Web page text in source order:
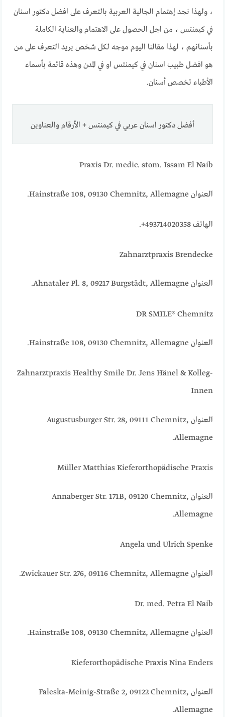
، ولهذا نجد إهتمام الجالية العربية بالتعرف على افضل دكتور اسنان
في كيمنتس ، من اجل الحصول على الاهتمام والعناية الكاملة
بأسنانهم ، لهذا مقالنا اليوم موجه لكل شخص يريد التعرف على من
هو افضل طبيب اسنان في كيمنتس او في المدن وهذه قائمة بأسماء
الأطباء تخصص أسنان.
أفضل دكتور اسنان عربي في كيمنتس + الأرقام والعناوين
Praxis Dr. medic. stom. Issam El Naib
العنوان Hainstraße 108, 09130 Chemnitz, Allemagne.
الهاتف 493714020358+.
Zahnarztpraxis Brendecke
العنوان Ahnataler Pl. 8, 09217 Burgstädt, Allemagne.
DR SMILE® Chemnitz
العنوان Hainstraße 108, 09130 Chemnitz, Allemagne.
Zahnarztpraxis Healthy Smile Dr. Jens Hänel & Kolleg-
Innen
العنوان Augustusburger Str. 28, 09111 Chemnitz,
Allemagne.
Müller Matthias Kieferorthopädische Praxis
العنوان Annaberger Str. 171B, 09120 Chemnitz,
Allemagne.
Angela und Ulrich Spenke
العنوان Zwickauer Str. 276, 09116 Chemnitz, Allemagne.
Dr. med. Petra El Naib
العنوان Hainstraße 108, 09130 Chemnitz, Allemagne.
Kieferorthopädische Praxis Nina Enders
العنوان Faleska-Meinig-Straße 2, 09122 Chemnitz,
Allemagne.